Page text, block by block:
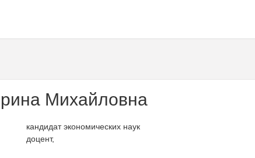
Михайловна
кандидат экономических наук
доцент,